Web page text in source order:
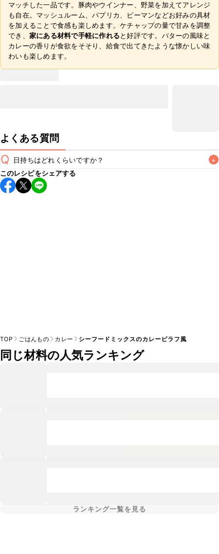
マッチした一品です。豚肉やウインナー、野菜を加えてアレンジ
も自在。マッシュルーム、パプリカ、ピーマンなどお好みの具材
を加えることで食感も楽しめます。ケチャップの量で甘みを調整
でき、 家にある材料で手軽に作れると好評です。バターの風味と
カレーの香りが食欲をそそり、給食で出てきたような懐かしい味
わいも楽しめます。
よくある質問
Q 日持ちはどれくらいですか？ +
保存期間は冷蔵で当日中が目安です。なるべくお早めにお召
し上がりください。
このレシピをシェアする
TOP ごはんもの カレー シーフードミックスのカレーピラフ風
同じ材料の人気ランキング
ランキング一覧を見る